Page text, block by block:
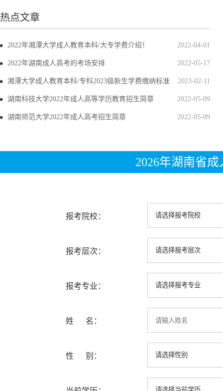
热点文章
2022-04-01
2022年湘潭大学成人教育本科/大专学费介绍！
2022-05-17
2022年湖南成人高考的考场安排
2023-02-11
湘潭大学成人教育本科/专科2023级新生学费缴纳标准
2022-05-09
湖南科技大学2022年成人高等学历教育招生简章
2022-05-09
湖南师范大学2022年成人高考招生简章
2026年湖南省
报考院校：
报考层次：
报考专业：
姓 名：
性 别：